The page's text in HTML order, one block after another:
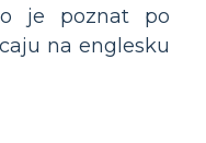
je poznat po
na englesku